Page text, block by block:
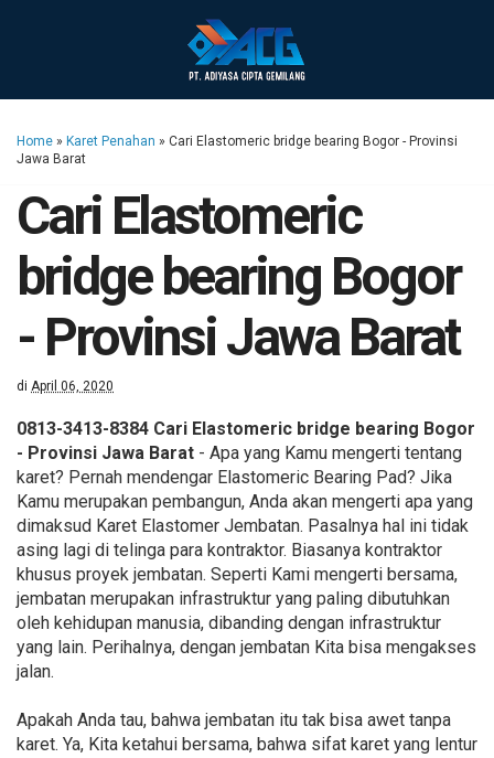
Home » Karet Penahan » Cari Elastomeric bridge bearing Bogor - Provinsi
Jawa Barat
Cari Elastomeric
bridge bearing Bogor
- Provinsi Jawa Barat
di April 06, 2020
0813-3413-8384 Cari Elastomeric bridge bearing Bogor
- Provinsi Jawa Barat - Apa yang Kamu mengerti tentang
karet? Pernah mendengar Elastomeric Bearing Pad? Jika
Kamu merupakan pembangun, Anda akan mengerti apa yang
dimaksud Karet Elastomer Jembatan. Pasalnya hal ini tidak
asing lagi di telinga para kontraktor. Biasanya kontraktor
khusus proyek jembatan. Seperti Kami mengerti bersama,
jembatan merupakan infrastruktur yang paling dibutuhkan
oleh kehidupan manusia, dibanding dengan infrastruktur
yang lain. Perihalnya, dengan jembatan Kita bisa mengakses
jalan.
Apakah Anda tau, bahwa jembatan itu tak bisa awet tanpa
karet. Ya, Kita ketahui bersama, bahwa sifat karet yang lentur